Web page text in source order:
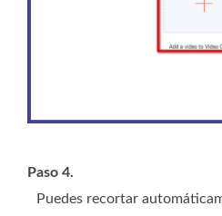
Paso 4.
Puedes recortar